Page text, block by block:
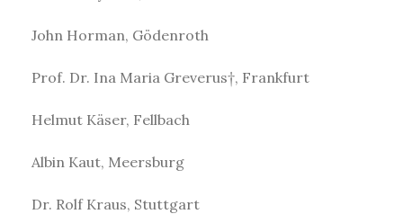
John Horman, Gödenroth
Prof. Dr. Ina Maria Greverus†, Frankfurt
Helmut Käser, Fellbach
Albin Kaut, Meersburg
Dr. Rolf Kraus, Stuttgart